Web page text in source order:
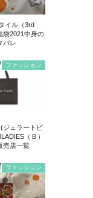
イル（3rd
袋2021中身の
バレ
ファッション
ジェラートピ
（Ｂ）
売店一覧
ファッション